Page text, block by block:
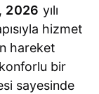
2026 yılı
hizmet
hareket
bir
sayesinde